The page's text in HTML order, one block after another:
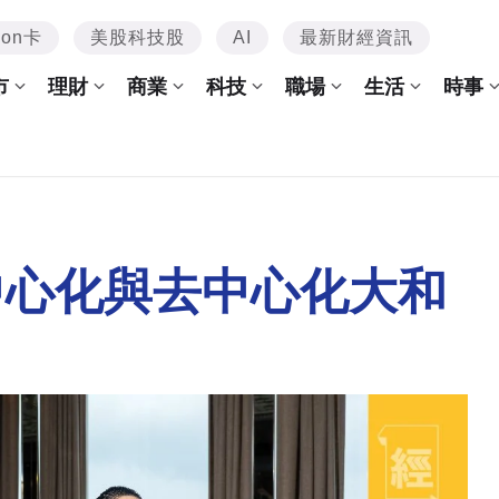
卡 美股科技股 AI 最新財經資訊
理財 商業 科技 職場 生活 時事
化與去中心化大和